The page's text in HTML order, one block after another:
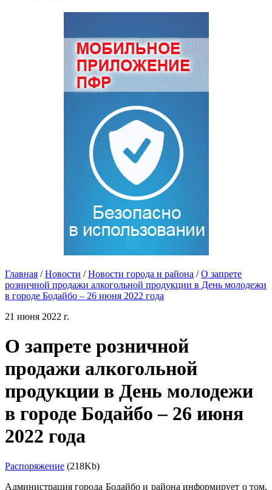
Главная / Новости / Новости города и района / О запрете
розничной продажи алкогольной продукции в День молодежи
в городе Бодайбо – 26 июня 2022 года
21 июня 2022 г.
О запрете розничной
продажи алкогольной
продукции в День молодежи
в городе Бодайбо – 26 июня
2022 года
Распоряжение (218Kb)
Администрация города Бодайбо и района информирует о том,